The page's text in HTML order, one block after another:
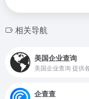
相关导航
美国企业查询
企查查